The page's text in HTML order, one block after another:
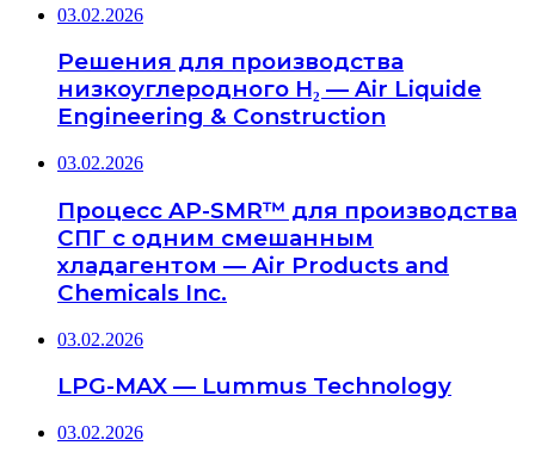
03.02.2026
Решения для производства
низкоуглеродного H₂ — Air Liquide
Engineering & Construction
03.02.2026
Процесс AP-SMR™ для производства
СПГ с одним смешанным
хладагентом — Air Products and
Chemicals Inc.
03.02.2026
LPG-MAX — Lummus Technology
03.02.2026